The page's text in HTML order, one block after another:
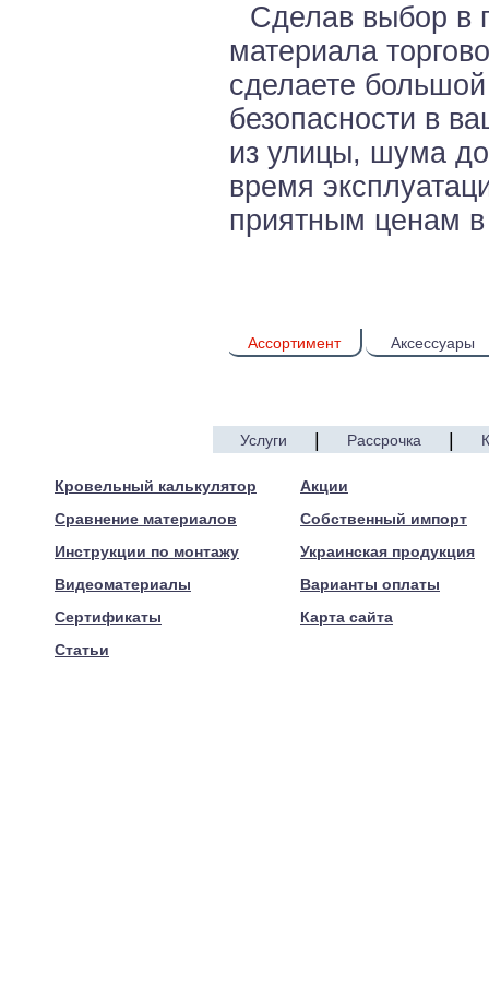
Сделав выбор в
материала
сделаете
безопасности в
из улицы, шума
время
приятным ценам в
Ассортимент Аксессуары
Услуги Рассрочка
Кровельный калькулятор
Сравнение материалов
Инструкции по монтажу
Видеоматериалы
Сертификаты
Статьи
Акции
Собственный импорт
Украинская продукция
Варианты оплаты
Карта сайта